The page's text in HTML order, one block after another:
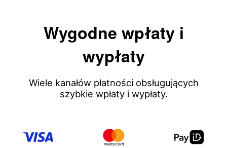
Wygodne wpłaty i
wypłaty
Wiele kanałów płatności obsługujących
szybkie wpłaty i wypłaty.